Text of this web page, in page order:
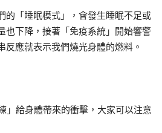
的「睡眠模式」，會發生睡眠不足或
也下降，接著「免疫系統」開始響警
反應就表示我們燒光身體的燃料。
」給身體帶來的衝擊，大家可以注意